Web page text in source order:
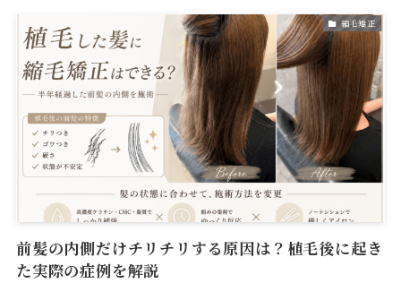
縮毛矯正
前髪の内側だけチリチリする原因は？植毛後に起き
た実際の症例を解説